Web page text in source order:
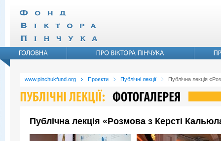
www.pinchukfund.org Проєкти Публічні лекції Публічна лекція
Публічна лекція «Розмова з Керсті